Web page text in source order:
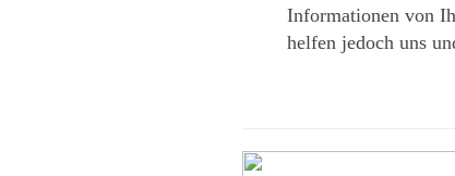
Informationen von
helfen jedoch uns